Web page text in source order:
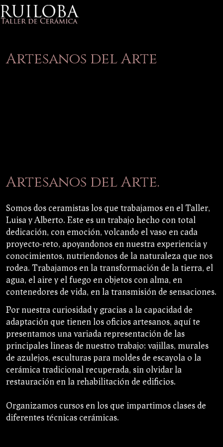
Artesanos del Arte
Artesanos del Arte.
Somos dos ceramistas los que trabajamos en el Taller,
Luisa y Alberto. Este es un trabajo hecho con total
dedicación, con emoción, volcando el vaso en cada
proyecto-reto, apoyandonos en nuestra experiencia y
conocimientos, nutriendonos de la naturaleza que nos
rodea. Trabajamos en la transformación de la tierra, el
agua, el aire y el fuego en objetos con alma, en
contenedores de vida, en la transmisión de sensaciones.
Por nuestra curiosidad y gracias a la capacidad de
adaptación que tienen los oficios artesanos, aquí te
presentamos una variada representación de las
principales lineas de nuestro trabajo; vajillas, murales
de azulejos, esculturas para moldes de escayola o la
cerámica tradicional recuperada, sin olvidar la
restauración en la rehabilitación de edificios.
Organizamos cursos en los que impartimos clases de
diferentes técnicas cerámicas.